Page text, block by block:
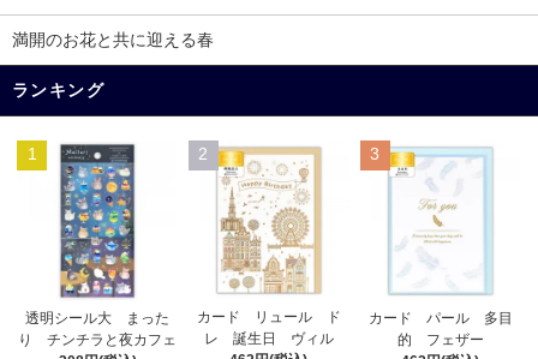
満開のお花と共に迎える春
ランキング
1
透明シール大 まった
り チンチラと夜カフェ
2
カード リュール ド
レ 誕生日 ヴィル
3
カード パール 多目
的 フェザー